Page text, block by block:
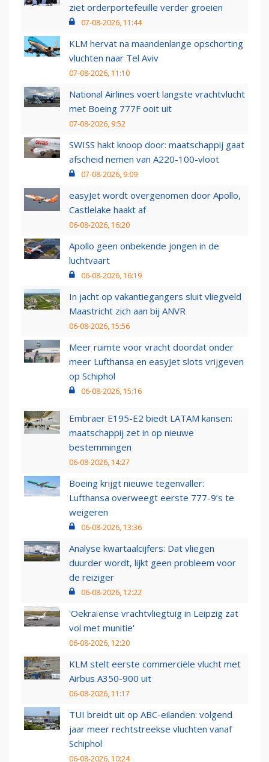
ziet orderportefeuille verder groeien
07-08-2026, 11:44
KLM hervat na maandenlange opschorting
vluchten naar Tel Aviv
07-08-2026, 11:10
National Airlines voert langste vrachtvlucht
met Boeing 777F ooit uit
07-08-2026, 9:52
SWISS hakt knoop door: maatschappij gaat
afscheid nemen van A220-100-vloot
07-08-2026, 9:09
easyJet wordt overgenomen door Apollo,
Castlelake haakt af
06-08-2026, 16:20
Apollo geen onbekende jongen in de
luchtvaart
06-08-2026, 16:19
In jacht op vakantiegangers sluit vliegveld
Maastricht zich aan bij ANVR
06-08-2026, 15:56
Meer ruimte voor vracht doordat onder
meer Lufthansa en easyJet slots vrijgeven
op Schiphol
06-08-2026, 15:16
Embraer E195-E2 biedt LATAM kansen:
maatschappij zet in op nieuwe
bestemmingen
06-08-2026, 14:27
Boeing krijgt nieuwe tegenvaller:
Lufthansa overweegt eerste 777-9’s te
weigeren
06-08-2026, 13:36
Analyse kwartaalcijfers: Dat vliegen
duurder wordt, lijkt geen probleem voor
de reiziger
06-08-2026, 12:22
'Oekraïense vrachtvliegtuig in Leipzig zat
vol met munitie'
06-08-2026, 12:20
KLM stelt eerste commerciële vlucht met
Airbus A350-900 uit
06-08-2026, 11:17
TUI breidt uit op ABC-eilanden: volgend
jaar meer rechtstreekse vluchten vanaf
Schiphol
06-08-2026, 10:24